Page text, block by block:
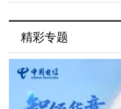
精彩专题